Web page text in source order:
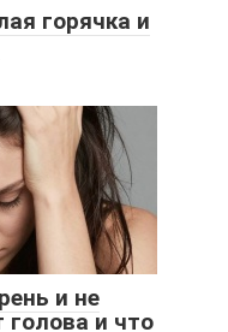
горячка и
и не
голова и что